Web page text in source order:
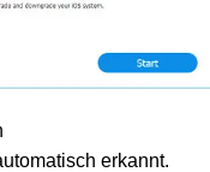
erkannt.